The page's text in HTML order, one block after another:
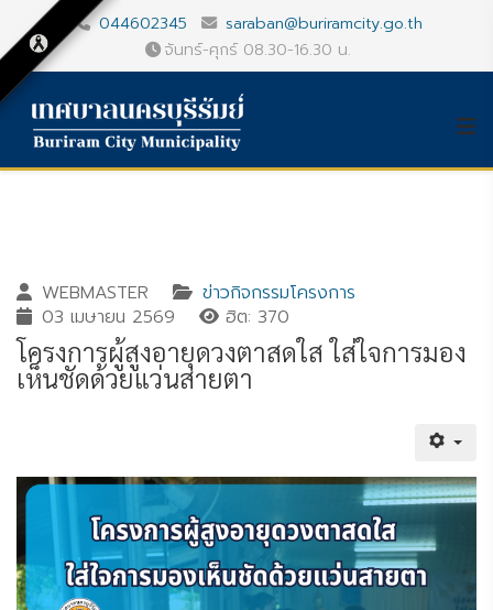
044602345
saraban@buriramcity.go.th
จันทร์-ศุกร์ 08.30-16.30 น.
WEBMASTER
ข่าวกิจกรรมโครงการ
03 เมษายน 2569
ฮิต: 370
โครงการผู้สูงอายุดวงตาสดใส ใส่ใจการมอง
เห็นชัดด้วยแว่นสายตา